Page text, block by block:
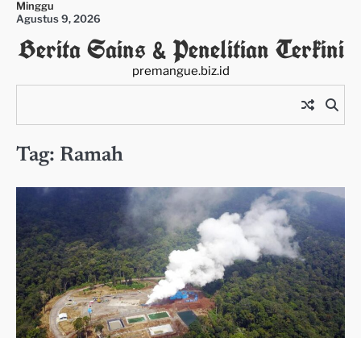
Skip
content
Minggu
Agustus 9, 2026
Berita Sains & Penelitian Terkini
premangue.biz.id
Tag: Ramah